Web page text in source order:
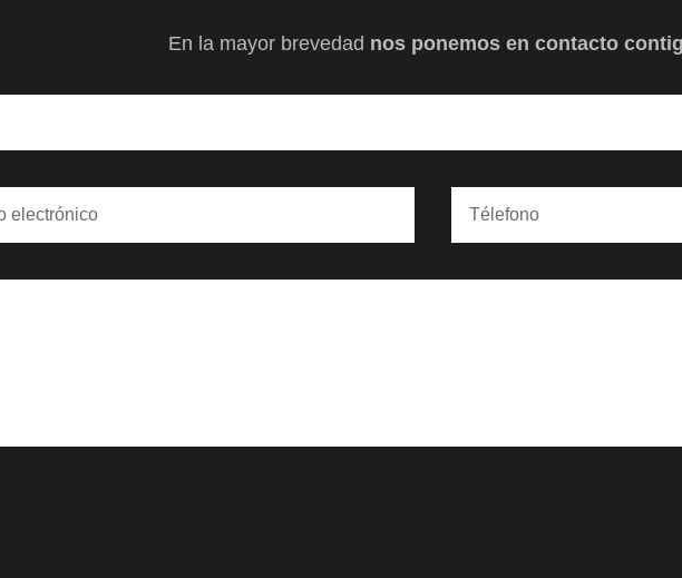
En la mayor brevedad nos ponemos en contacto